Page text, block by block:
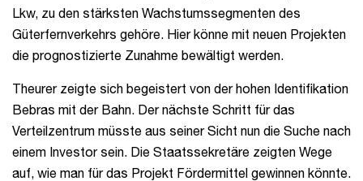
Lkw, zu den stärksten Wachstumssegmenten des
Güterfernverkehrs gehöre. Hier könne mit neuen Projekten
die prognostizierte Zunahme bewältigt werden.
Theurer zeigte sich begeistert von der hohen Identifikation
Bebras mit der Bahn. Der nächste Schritt für das
Verteilzentrum müsste aus seiner Sicht nun die Suche nach
einem Investor sein. Die Staatssekretäre zeigten Wege
auf, wie man für das Projekt Fördermittel gewinnen könnte.